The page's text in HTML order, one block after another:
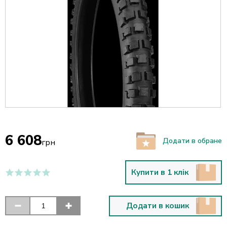
6 608грн Додати в обране
Купити в 1 клік
Додати в кошик